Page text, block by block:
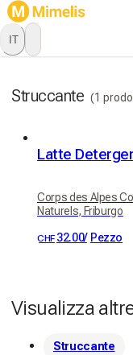
IT
Struccante (1
Corps des Alpes
Naturels, Friburgo
CHF 32.00/ Pezzo
Visualizza
Struccante